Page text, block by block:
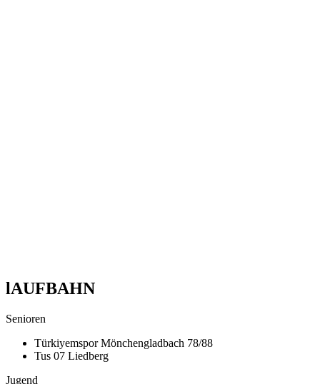
lAUFBAHN
Senioren
Türkiyemspor Mönchengladbach 78/88
Tus 07 Liedberg
Jugend